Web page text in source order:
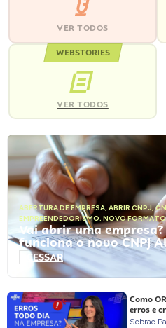
VER TODOS
WEBSTORIES
VER TODOS
ABERTURA DE EMPRESA, ABRIR CNPJ,
EMPREENDEDORISMO, NOVO
Vai abrir uma
funciona o novo CNPJ
ACESSAR
Como
erros e
Sebrae